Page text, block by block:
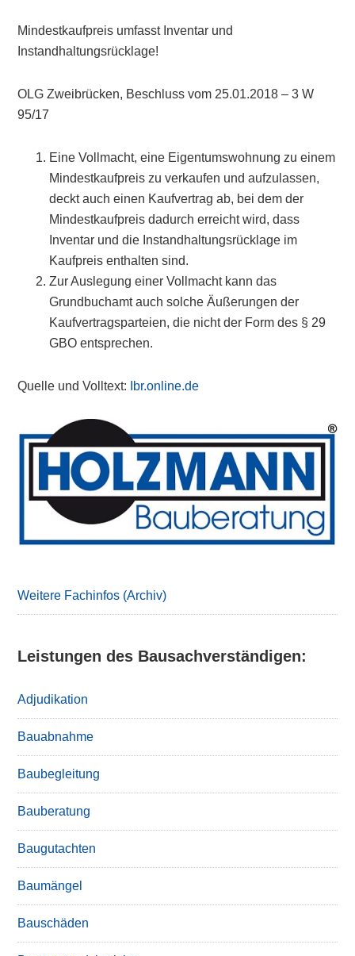
Mindestkaufpreis umfasst Inventar und
Instandhaltungsrücklage!
OLG Zweibrücken, Beschluss vom 25.01.2018 – 3 W
95/17
Eine Vollmacht, eine Eigentumswohnung zu einem
Mindestkaufpreis zu verkaufen und aufzulassen,
deckt auch einen Kaufvertrag ab, bei dem der
Mindestkaufpreis dadurch erreicht wird, dass
Inventar und die Instandhaltungsrücklage im
Kaufpreis enthalten sind.
Zur Auslegung einer Vollmacht kann das
Grundbuchamt auch solche Äußerungen der
Kaufvertragsparteien, die nicht der Form des § 29
GBO entsprechen.
Quelle und Volltext: Ibr.online.de
Primary
Sidebar
Weitere Fachinfos (Archiv)
Leistungen des Bausachverständigen:
Adjudikation
Bauabnahme
Baubegleitung
Bauberatung
Baugutachten
Baumängel
Bauschäden